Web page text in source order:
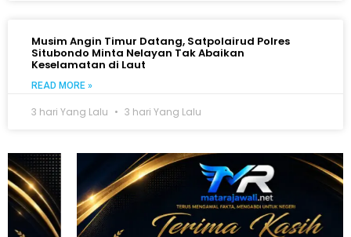
Musim Angin Timur Datang, Satpolairud Polres
Situbondo Minta Nelayan Tak Abaikan
Keselamatan di Laut
READ MORE »
3 hari Yang Lalu 3 hari Yang Lalu